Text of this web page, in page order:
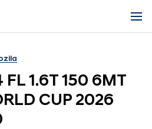
1.6T 150 6MT
CUP 2026